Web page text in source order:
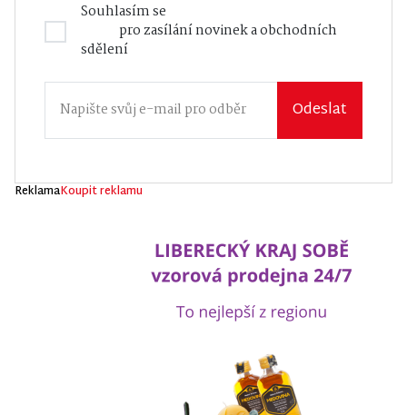
Souhlasím se
pro zasílání novinek a obchodních
sdělení
Odeslat
ReklamaKoupit reklamu